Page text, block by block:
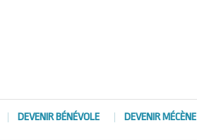
DEVENIR BÉNÉVOLE DEVENIR MÉCÈNE